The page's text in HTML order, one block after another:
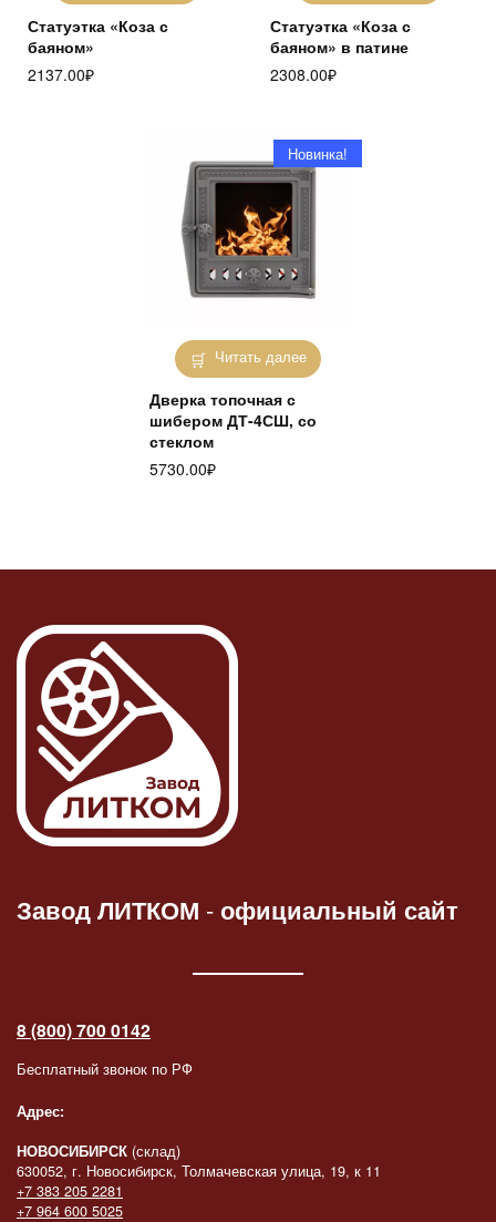
Статуэтка «Коза с
баяном»
2137.00₽
Статуэтка «Коза с
баяном» в патине
2308.00₽
Читать далее
Новинка!
Дверка топочная с
шибером ДТ-4СШ, со
стеклом
5730.00₽
Завод ЛИТКОМ -официальный сайт
8 (800) 700 0142
Бесплатный звонок по РФ
Адрес:
НОВОСИБИРСК (склад)
630052, г. Новосибирск, Толмачевская улица, 19, к 11
+7 383 205 2281
+7 964 600 5025